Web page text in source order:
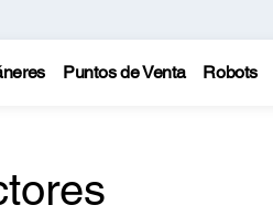
Puntos de Venta Robots